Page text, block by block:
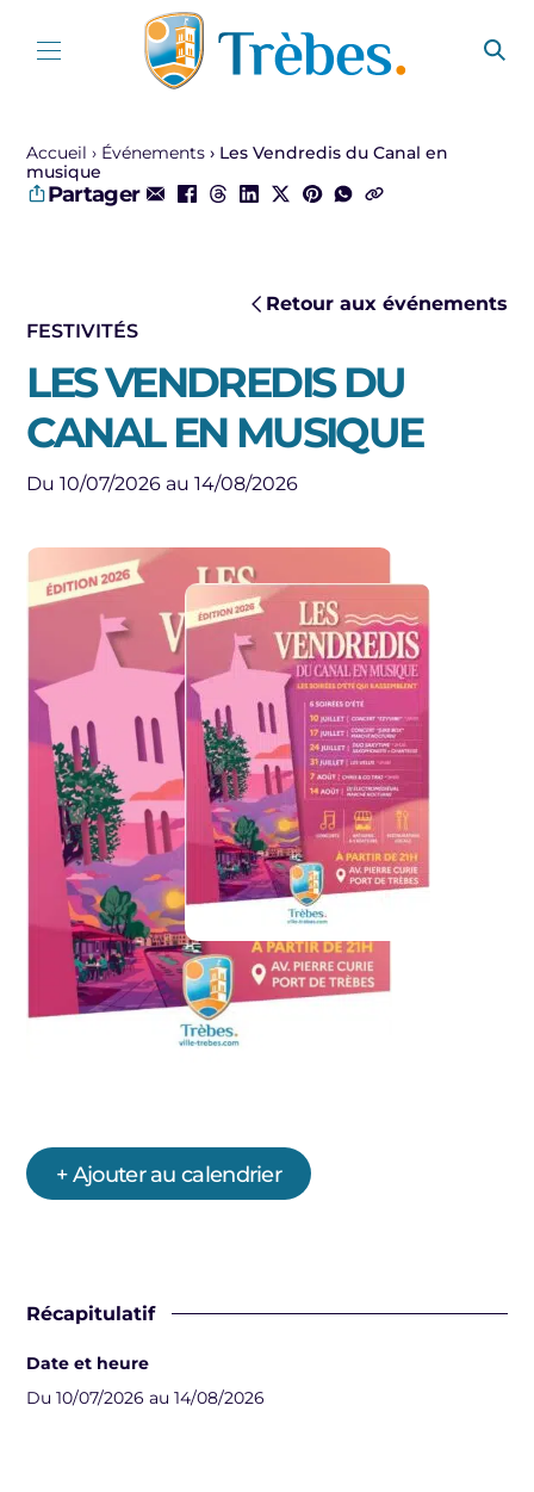
Accueil Événements
Les Vendredis du Canal en
musique
Partager
FESTIVITÉS
Retour aux événements
LES VENDREDIS DU
CANAL EN MUSIQUE
Du 10/07/2026 au 14/08/2026
+ Ajouter au calendrier
Récapitulatif
Date et heure
Du 10/07/2026 au 14/08/2026